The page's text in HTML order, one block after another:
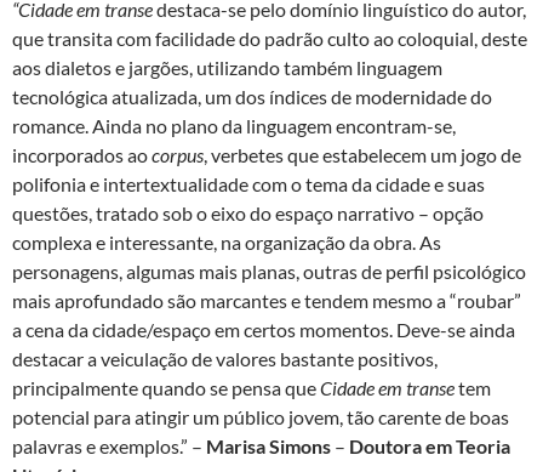
“Cidade em transedestaca-se pelo domínio linguístico do autor,
que transita com facilidade do padrão culto ao coloquial, deste
aos dialetos e jargões, utilizando também linguagem
tecnológica atualizada, um dos índices de modernidade do
romance. Ainda no plano da linguagem encontram-se,
incorporados aocorpus, verbetes que estabelecem um jogo de
polifonia e intertextualidade com o tema da cidade e suas
questões, tratado sob o eixo do espaço narrativo – opção
complexa e interessante, na organização da obra. As
personagens, algumas mais planas, outras de perfil psicológico
mais aprofundado são marcantes e tendem mesmo a “roubar”
a cena da cidade/espaço em certos momentos. Deve-se ainda
destacar a veiculação de valores bastante positivos,
principalmente quando se pensa queCidade em transetem
potencial para atingir um público jovem, tão carente de boas
palavras e exemplos.” – Marisa Simons – Doutora em Teoria